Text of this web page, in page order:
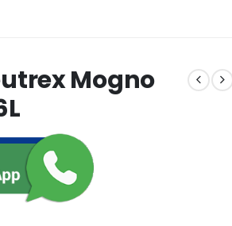
Mogno